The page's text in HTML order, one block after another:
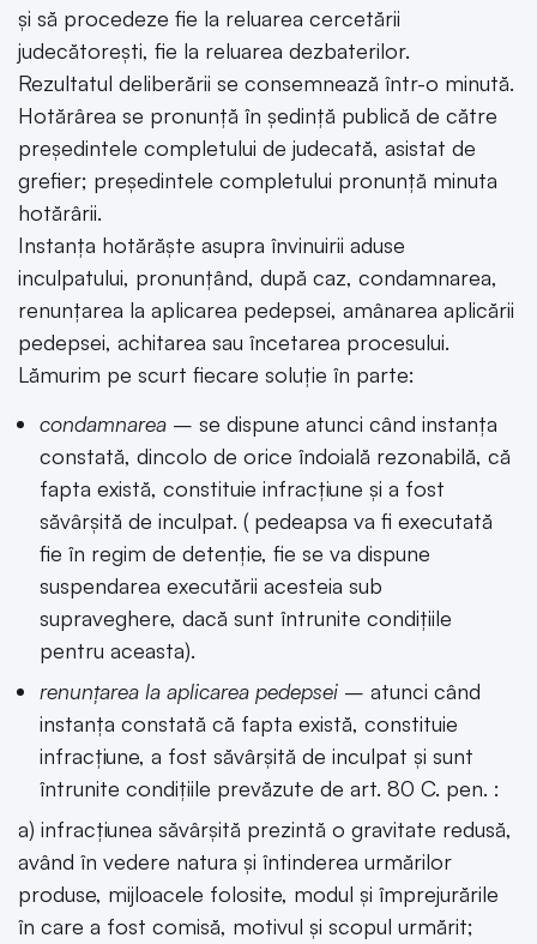
și să procedeze fie la reluarea cercetării
judecătorești, fie la reluarea dezbaterilor.
Rezultatul deliberării se consemnează într-o minută.
Hotărârea se pronunță în ședință publică de către
președintele completului de judecată, asistat de
grefier; președintele completului pronunță minuta
hotărârii.
Instanța hotărăște asupra învinuirii aduse
inculpatului, pronunțând, după caz, condamnarea,
renunțarea la aplicarea pedepsei, amânarea aplicării
pedepsei, achitarea sau încetarea procesului.
Lămurim pe scurt fiecare soluție în parte:
condamnarea – se dispune atunci când instanța
constată, dincolo de orice îndoială rezonabilă, că
fapta există, constituie infracțiune și a fost
săvârșită de inculpat. ( pedeapsa va fi executată
fie în regim de detenție, fie se va dispune
suspendarea executării acesteia sub
supraveghere, dacă sunt întrunite condițiile
pentru aceasta).
renunțarea la aplicarea pedepsei – atunci când
instanța constată că fapta există, constituie
infracțiune, a fost săvârșită de inculpat și sunt
întrunite condițiile prevăzute de art. 80 C. pen. :
a) infracțiunea săvârșită prezintă o gravitate redusă,
având în vedere natura și întinderea urmărilor
produse, mijloacele folosite, modul și împrejurările
în care a fost comisă, motivul și scopul urmărit;